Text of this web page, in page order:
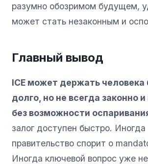
разумно обозримом будущем,
может стать незаконным и
Главный вывод
ICE может держать человека
долго, но не всегда законно и
без возможности
залог доступен быстро. Иногда
правительство спорит о
Иногда ключевой вопрос уже